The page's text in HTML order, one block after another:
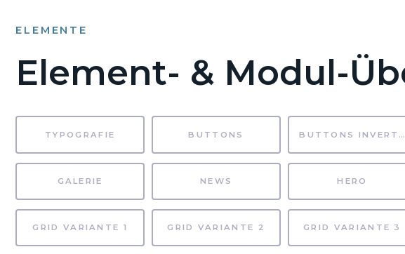
ELEMENTE
Element- & Modul-
TYPOGRAFIE BUTTONS BUTTONS INVERTIERT
GALERIE NEWS HERO
GRID VARIANTE 1 GRID VARIANTE 2 GRID VARIANTE 3